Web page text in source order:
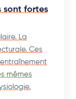
sont fortes
La
Ces
mêmes